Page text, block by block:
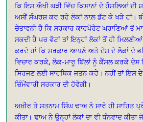
ਕਿ ਇਸ ਔਖੀ ਘੜੀ ਵਿੱਚ ਕਿਸਾਨਾਂ ਦੇ ਹੌਸਲਿਆਂ ਦੀ
ਅਸੀਂ ਸੰਘਰਸ਼ ਕਰ ਰਹੇ ਲੋਕਾਂ ਨਾਲ਼ ਡੱਟ ਕੇ ਖੜੇ ਹਾਂ।
ਚੇਤਾਵਨੀ ਹੈ ਕਿ ਸਰਕਾਰ ਕਾਰਪੋਰੇਟ ਘਰਾਣਿਆਂ ਤੋਂ
ਸਕਦੀ ਹੈ ਪਰ ਵੋਟਾਂ ਤਾਂ ਇਨ੍ਹਾਂ ਲੋਕਾਂ ਤੋਂ ਹੀ
ਕਰਦੇ ਹਾਂ ਕਿ ਸਰਕਾਰ ਆਪਣੇ ਅਤੇ ਦੇਸ਼ ਦੇ ਲੋਕਾਂ ਦੇ
ਵਿਚਾਰ ਕਰਕੇ, ਲੋਕ-ਮਾਰੂ ਬਿੱਲਾਂ ਨੂੰ ਕੈਂਸਲ ਕਰਕੇ ਦੇਸ
ਸਿਰਜਣ ਲਈ ਸਾਰਥਿਕ ਜਤਨ ਕਰੇ। ਨਹੀਂ ਤਾਂ ਇਸ
ਜ਼ਿੰਮੇਂਵਾਰੀ ਸਰਕਾਰ ਦੀ ਹੋਵੇਗੀ।
ਅਖ਼ੀਰ ਤੇ ਸਤਨਾਮ ਸਿੰਘ ਢਾਅ ਨੇ ਸਾਰੇ ਹੀ ਸਾਹਿਤ
ਕੀਤਾ। ਢਾਅ ਨੇ ਉਨ੍ਹਾਂ ਲੋਕਾਂ ਦਾ ਵੀ ਧੰਨਵਾਦ ਕੀਤਾ